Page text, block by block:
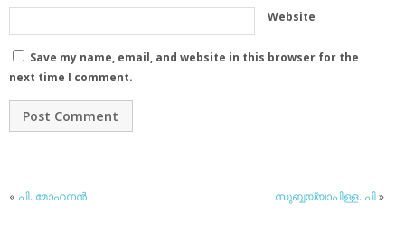
Website
Save my name, email, and website in this browser for the
next time I comment.
« പി. മോഹനന്‍ സുബ്ബയ്യാപിള്ള. പി»